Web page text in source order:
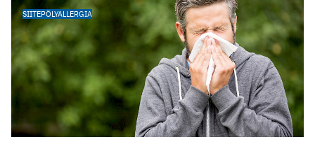
SIITEPÖLYALLERGIA